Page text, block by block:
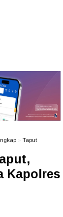
Taput
Kapolres